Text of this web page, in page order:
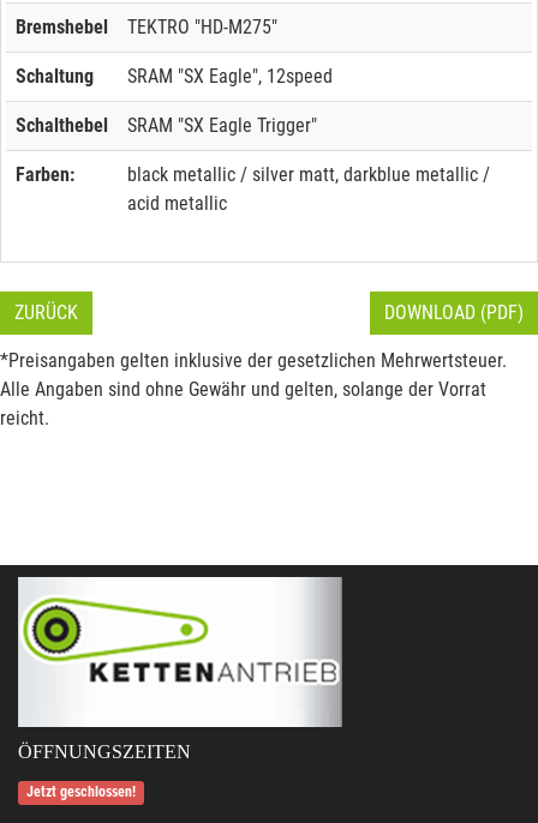
Bremshebel TEKTRO "HD-M275"
Schaltung SRAM "SX Eagle", 12speed
Schalthebel SRAM "SX Eagle Trigger"
Farben:
black metallic / silver matt, darkblue metallic /
acid metallic
ZURÜCK DOWNLOAD (PDF)
*Preisangaben gelten inklusive der gesetzlichen Mehrwertsteuer.
Alle Angaben sind ohne Gewähr und gelten, solange der Vorrat
reicht.
ÖFFNUNGSZEITEN
Jetzt geschlossen!